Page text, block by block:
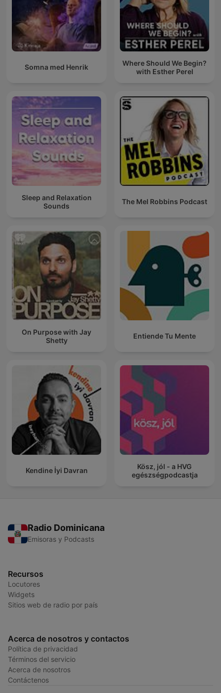
Somna med Henrik
Where Should We Begin?
with Esther Perel
Sleep and Relaxation
Sounds
The Mel Robbins Podcast
On Purpose with Jay
Shetty
Entiende Tu Mente
Kendine İyi Davran
Kösz, jól - a HVG
egészségpodcastja
Radio Dominicana
Emisoras y Podcasts
Recursos
Locutores
Widgets
Sitios web de radio por país
Acerca de nosotros y contactos
Política de privacidad
Términos del servicio
Acerca de nosotros
Contáctenos